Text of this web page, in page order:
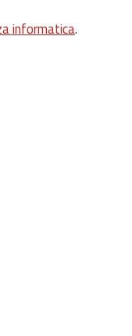
informatica.